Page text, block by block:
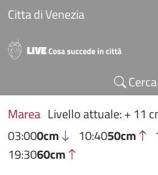
Salta al contenuto principale
Citta di Venezia
Cerca
Marea Livello attuale: + 11
03:000cm 10:4050cm
19:3060cm